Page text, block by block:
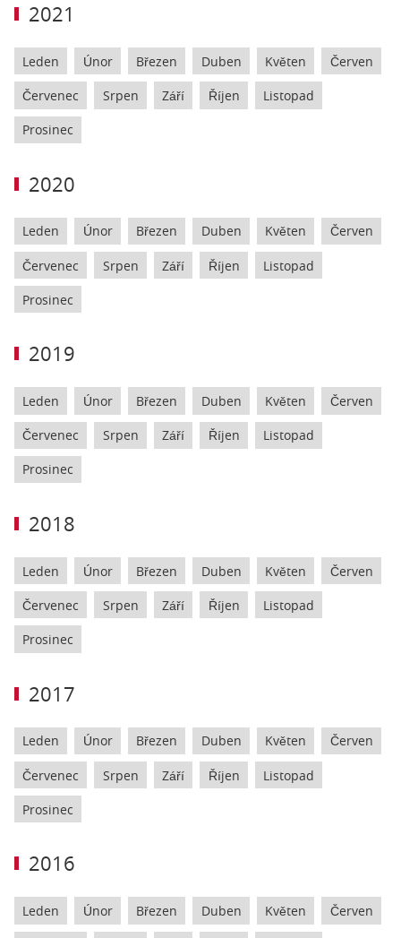
2021
Leden Únor Březen Duben Květen Červen
Červenec Srpen Září Říjen Listopad
Prosinec
2020
Leden Únor Březen Duben Květen Červen
Červenec Srpen Září Říjen Listopad
Prosinec
2019
Leden Únor Březen Duben Květen Červen
Červenec Srpen Září Říjen Listopad
Prosinec
2018
Leden Únor Březen Duben Květen Červen
Červenec Srpen Září Říjen Listopad
Prosinec
2017
Leden Únor Březen Duben Květen Červen
Červenec Srpen Září Říjen Listopad
Prosinec
2016
Leden Únor Březen Duben Květen Červen